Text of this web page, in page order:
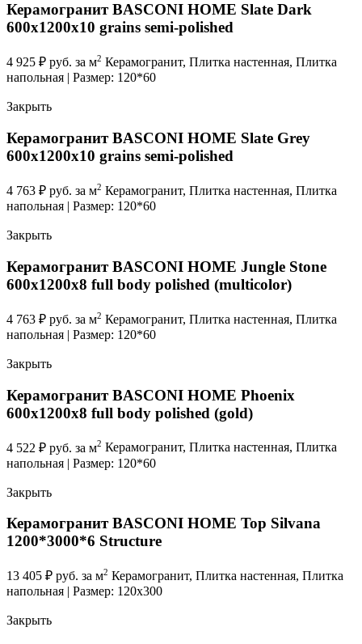
Керамогранит BASCONI HOME Slate Dark
600x1200x10 grains semi-polished
4 925 ₽ руб. за м2 Керамогранит, Плитка настенная, Плитка
напольная | Размер: 120*60
Закрыть
Керамогранит BASCONI HOME Slate Grey
600x1200x10 grains semi-polished
4 763 ₽ руб. за м2 Керамогранит, Плитка настенная, Плитка
напольная | Размер: 120*60
Закрыть
Керамогранит BASCONI HOME Jungle Stone
600x1200x8 full body polished (multicolor)
4 763 ₽ руб. за м2 Керамогранит, Плитка настенная, Плитка
напольная | Размер: 120*60
Закрыть
Керамогранит BASCONI HOME Phoenix
600x1200x8 full body polished (gold)
4 522 ₽ руб. за м2 Керамогранит, Плитка настенная, Плитка
напольная | Размер: 120*60
Закрыть
Керамогранит BASCONI HOME Top Silvana
1200*3000*6 Structure
13 405 ₽ руб. за м2 Керамогранит, Плитка настенная, Плитка
напольная | Размер: 120x300
Закрыть